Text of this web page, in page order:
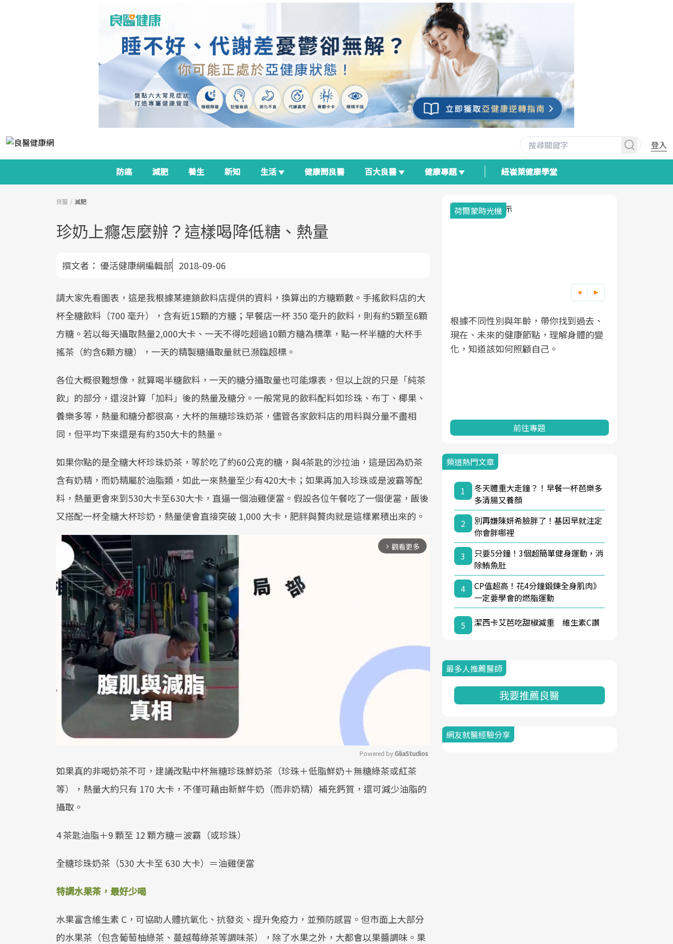
登入
防癌 減肥 養生 新知 生活 健康問良醫 百大良醫 健康專題 紐崔萊健康學堂
良醫 減肥
珍奶上癮怎麼辦？這樣喝降低糖、熱量
撰文者： 優活健康網編輯部 2018-09-06
請大家先看圖表，這是我根據某連鎖飲料店提供的資料，換算出的方糖顆數。手搖飲料店的大
杯全糖飲料（700 毫升），含有近15顆的方糖；早餐店一杯 350 毫升的飲料，則有約5顆至6顆
方糖。若以每天攝取熱量2,000大卡、一天不得吃超過10顆方糖為標準，點一杯半糖的大杯手
搖茶（約含6顆方糖），一天的精製糖攝取量就已瀕臨超標。
各位大概很難想像，就算喝半糖飲料，一天的糖分攝取量也可能爆表，但以上說的只是「純茶
飲」的部分，還沒計算「加料」後的熱量及糖分。一般常見的飲料配料如珍珠、布丁、椰果、
養樂多等，熱量和糖分都很高，大杯的無糖珍珠奶茶，儘管各家飲料店的用料與分量不盡相
同，但平均下來還是有約350大卡的熱量。
如果你點的是全糖大杯珍珠奶茶，等於吃了約60公克的糖，與4茶匙的沙拉油，這是因為奶茶
含有奶精，而奶精屬於油脂類，如此一來熱量至少有420大卡；如果再加入珍珠或是波霸等配
料，熱量更會來到530大卡至630大卡，直逼一個油雞便當。假設各位午餐吃了一個便當，飯後
又搭配一杯全糖大杯珍奶，熱量便會直接突破 1,000 大卡，肥胖與贅肉就是這樣累積出來的。
arrow_forward_ios 觀看更多
Mute
Powered by GliaStudios
如果真的非喝奶茶不可，建議改點中杯無糖珍珠鮮奶茶（珍珠＋低脂鮮奶＋無糖綠茶或紅茶
等），熱量大約只有 170 大卡，不僅可藉由新鮮牛奶（而非奶精）補充鈣質，還可減少油脂的
攝取。
4 茶匙油脂＋9 顆至 12 顆方糖＝波霸（或珍珠）
全糖珍珠奶茶（530 大卡至 630 大卡）＝油雞便當
特調水果茶，最好少喝
水果富含維生素 C，可協助人體抗氧化、抗發炎、提升免疫力，並預防感冒。但市面上大部分
的水果茶（包含葡萄柚綠茶、蔓越莓綠茶等調味茶），除了水果之外，大都會以果醬調味。果
面對超高齡社會的浪潮，台灣正在快速
邁向「健康照護」的新時代。隨著國家
政策如「健康台灣推動委員會」與「長
關注的核心議題。然而，健檢不只是醫
療院所的服務，更是民眾了解自身健康
狀況、啟動健康管理的重要起點。
2025年，就到良醫生活祭體驗「一站式
健康新生活」，從講座、體驗到運動，
全面啟動你的健康革命！
良醫健康網從「換季的身體變化」出
發，透過醫學觀點與日常感受的對話，
建立對亞健康的認知，進而引導實際的
荷爾蒙時光機
根據不同性別與年齡，帶你找到過去、
現在、未來的健康節點，理解身體的變
化，知道該如何照顧自己。
前往專題
頻道熱門文章
1
冬天體重大走鐘？！早餐一杯芭樂多
多清腸又養顏
2
別再嫌陳妍希臉胖了！基因早就注定
你會胖哪裡
3
只要5分鐘！3個超簡單健身運動，消
除鮪魚肚
4
CP值超高！花4分鐘鍛鍊全身肌肉》
一定要學會的燃脂運動
5 潔西卡艾芭吃甜椒減重 維生素C讚
最多人推薦醫師
我要推薦良醫
網友就醫經驗分享